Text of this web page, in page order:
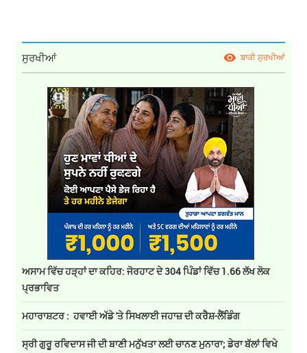
ਸੁਰਖੀਆਂ ਬਾਕੀ ਸੁਰਖੀਆਂ
ਅਸਾਮ ਵਿੱਚ ਹੜ੍ਹਾਂ ਦਾ ਕਹਿਰ: ਜੋਰਹਾਟ ਦੇ 304 ਪਿੰਡਾਂ ਵਿੱਚ 1.66 ਲੱਖ ਲੋਕ
ਪ੍ਰਭਾਵਿਤ
ਮਹਾਰਾਸ਼ਟਰ : ਹਵਾਈ ਅੱਡੇ 'ਤੇ ਸਿਖਲਾਈ ਜਹਾਜ਼ ਦੀ ਕਰੈਸ਼-ਲੈਂਡਿੰਗ
ਸ੍ਰੀ ਗੁਰੂ ਰਵਿਦਾਸ ਜੀ ਦੀ ਬਾਣੀ ਮਨੁੱਖਤਾ ਲਈ ਚਾਨਣ ਮੁਨਾਰਾ; ਡੇਰਾ ਬੱਲਾਂ ਵਿਖੇ